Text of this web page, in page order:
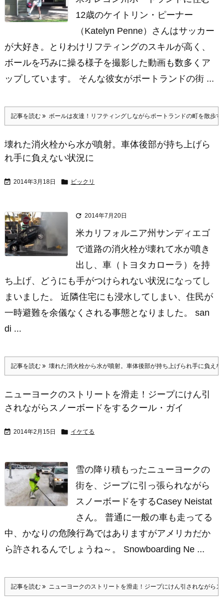
12歳のケイトリン・ピーナー
（Katelyn Penne）さんはサッカー
が大好き。とりわけリフティングのスキルが高く、
ボールを巧みに操る様子を撮影した動画も数多くア
ップしています。 そんな彼女がポートランドの街 ...
記事を読む ボールは友達！リフティングしながらポートランドの町を散歩
壊れた消火栓から水が噴射。車体後部が持ち上げら
れ手に負えない状況に
 2014年3月18日  ビックリ
 2014年7月20日
米カリフォルニア州サンディエゴ
で道路の消火栓が壊れて水が噴き
出し、車（トヨタカローラ）を持
ち上げ、どうにも手がつけられない状況になってし
まいました。 近隣住宅にも浸水してしまい、住民が
一時避難を余儀なくされる事態となりました。 san
di ...
記事を読む 壊れた消火栓から水が噴射。車体後部が持ち上げられ手に負え
ニューヨークのストリートを滑走！ジープにけん引
されながらスノーボードをするクール・ガイ
 2014年2月15日  イケてる
雪の降り積もったニューヨークの
街を、ジープに引っ張られながら
スノーボードをするCasey Neistat
さん。 普通に一般の車も走ってる
中、かなりの危険行為ではありますがアメリカだか
ら許されるんでしょうね～。 Snowboarding Ne ...
記事を読む ニューヨークのストリートを滑走！ジープにけん引されながら